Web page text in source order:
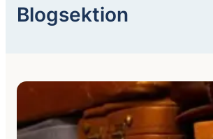
Blogsektion